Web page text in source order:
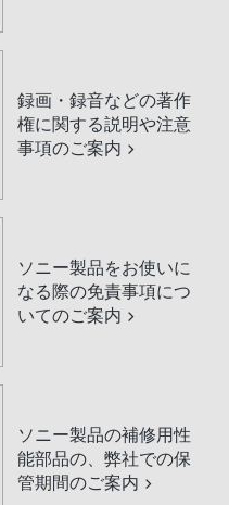
録画・録音などの著作
権に関する説明や注意
事項のご案内
ソニー製品をお使いに
なる際の免責事項につ
いてのご案内
ソニー製品の補修用性
能部品の、弊社での保
管期間のご案内